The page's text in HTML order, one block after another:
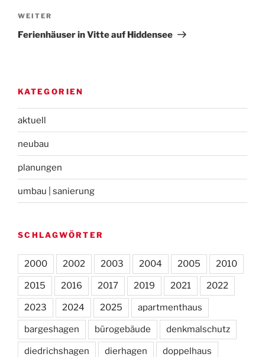
Nächster
Beitrag
WEITER
Ferienhäuser in Vitte auf Hiddensee
KATEGORIEN
aktuell
neubau
planungen
umbau | sanierung
SCHLAGWÖRTER
2000 2002 2003 2004 2005 2010
2015 2016 2017 2019 2021 2022
2023 2024 2025 apartmenthaus
bargeshagen bürogebäude denkmalschutz
diedrichshagen dierhagen doppelhaus